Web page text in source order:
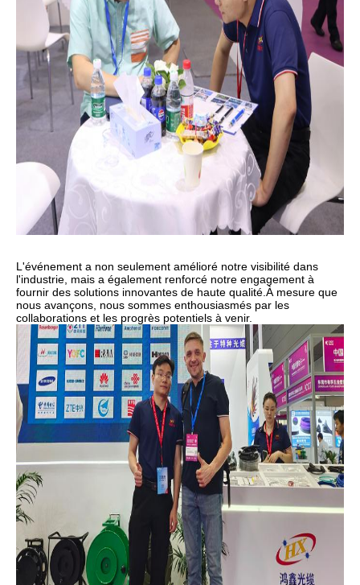
L'événement a non seulement amélioré notre visibilité dans
l'industrie, mais a également renforcé notre engagement à
fournir des solutions innovantes de haute qualité. À mesure que
nous avançons, nous sommes enthousiasmés par les
collaborations et les progrès potentiels à venir.